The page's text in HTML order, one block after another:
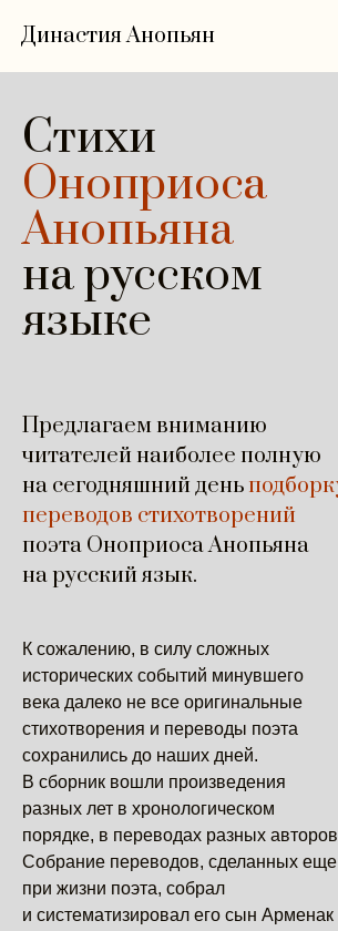
Династия Анопьян
Стихи
Оноприоса
Анопьяна
на русском
языке
Предлагаем вниманию
читателей наиболее полную
на сегодняшний день
переводов стихотворений
поэта Оноприоса Анопьяна
на русский язык.
К сожалению, в силу сложных
исторических событий минувшего
века далеко не все оригинальные
стихотворения и переводы поэта
сохранились до наших дней.
В сборник вошли произведения
разных лет в хронологическом
порядке, в переводах разных
Собрание переводов, сделанных еще
при жизни поэта, собрал
и систематизировал его сын Арменак